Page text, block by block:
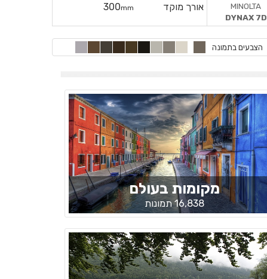
אורך מוקד
300mm
MINOLTA
DYNAX 7D
הצבעים בתמונה
מקומות בעולם
16,838 תמונות